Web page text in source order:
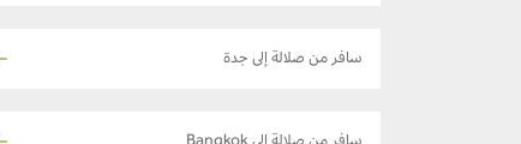
سافر من صلالة إلى جدة